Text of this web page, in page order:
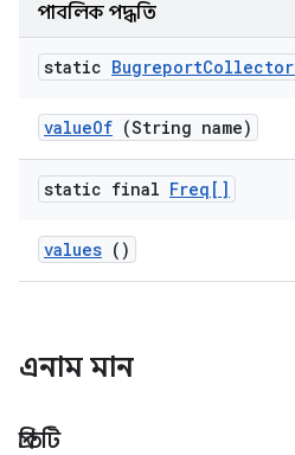
পাবলিক পদ্ধতি
static BugreportCollector
valueOf (String name)
static final Freq[]
values ()
এনাম মান
প্রতিটি